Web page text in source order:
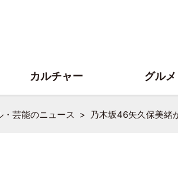
・芸能のニュース 乃木坂46矢久保美緒
カルチャー グルメ